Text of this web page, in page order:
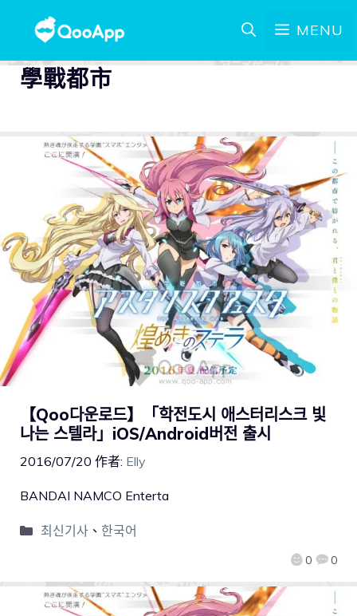
MENU
學戰都市
【Qoo다운로드】「학전도시 애스터리스크 빛
나는 스텔라」iOS/Android버전 출시
2016/07/20 作者: Elly
0 0
BANDAI NAMCO Enterta
최신기사、 한국어